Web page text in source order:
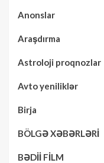
Anonslar
Araşdırma
Astroloji proqnozlar
Avto yeniliklər
Birja
BÖLGƏ XƏBƏRLƏRİ
BƏDİİ FİLM